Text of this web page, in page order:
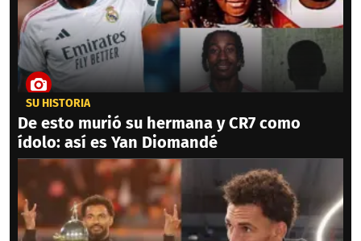
SU HISTORIA
De esto murió su hermana y CR7 como
ídolo: así es Yan Diomandé